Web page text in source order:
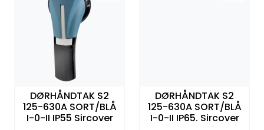
DØRHÅNDTAK S2
125-630A SORT/BLÅ
I-0-II IP55 Sircover
DØRHÅNDTAK S2
125-630A SORT/BLÅ
I-0-II IP65. Sircover